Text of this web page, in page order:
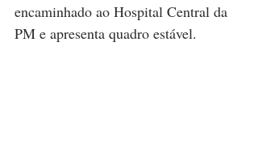
encaminhado ao Hospital Central da
PM e apresenta quadro estável.